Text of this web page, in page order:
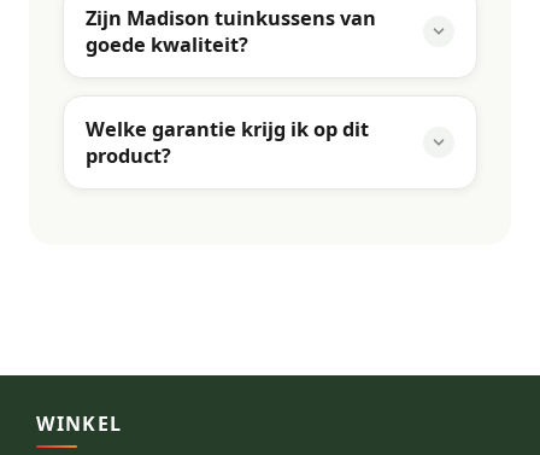
Zijn Madison tuinkussens van
goede kwaliteit?
Welke garantie krijg ik op dit
product?
WINKEL